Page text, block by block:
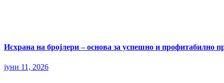
Исхрана на бројлери – основа за успешно и профитабилно
јуни 11, 2026